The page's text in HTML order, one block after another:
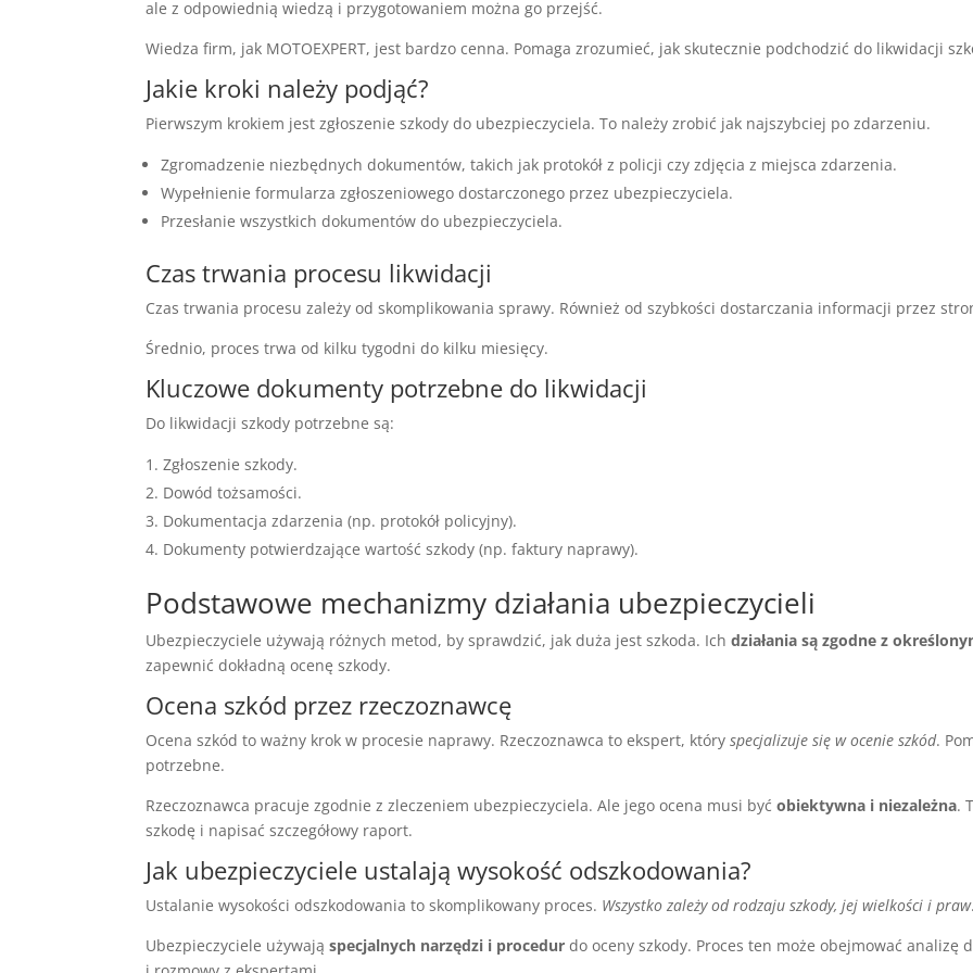
ale z odpowiednią wiedzą i przygotowaniem można go przejść.
Wiedza firm, jak MOTOEXPERT, jest bardzo cenna. Pomaga zrozumieć, jak skutecznie podchodzić do likwidacji
Jakie kroki należy podjąć?
Pierwszym krokiem jest zgłoszenie szkody do ubezpieczyciela. To należy zrobić jak najszybciej po zdarzeniu.
Zgromadzenie niezbędnych dokumentów, takich jak protokół z policji czy zdjęcia z miejsca zdarzenia.
Wypełnienie formularza zgłoszeniowego dostarczonego przez ubezpieczyciela.
Przesłanie wszystkich dokumentów do ubezpieczyciela.
Czas trwania procesu likwidacji
Czas trwania procesu zależy od skomplikowania sprawy. Również od szybkości dostarczania informacji przez
Średnio, proces trwa od kilku tygodni do kilku miesięcy.
Kluczowe dokumenty potrzebne do likwidacji
Do likwidacji szkody potrzebne są:
Zgłoszenie szkody.
Dowód tożsamości.
Dokumentacja zdarzenia (np. protokół policyjny).
Dokumenty potwierdzające wartość szkody (np. faktury naprawy).
Podstawowe mechanizmy działania ubezpieczycieli
Ubezpieczyciele używają różnych metod, by sprawdzić, jak duża jest szkoda. Ichdziałania są zgodne z
zapewnić dokładną ocenę szkody.
Ocena szkód przez rzeczoznawcę
Ocena szkód to ważny krok w procesie naprawy. Rzeczoznawca to ekspert, któryspecjalizuje się w ocenie szkód.
potrzebne.
Rzeczoznawca pracuje zgodnie z zleczeniem ubezpieczyciela. Ale jego ocena musi byćobiektywna i niezależna.
szkodę i napisać szczegółowy raport.
Jak ubezpieczyciele ustalają wysokość odszkodowania?
Ustalanie wysokości odszkodowania to skomplikowany proces. Wszystko zależy od rodzaju szkody, jej wielkości i praw.
Ubezpieczyciele używająspecjalnych narzędzi i procedur do oceny szkody. Proces ten może obejmować analizę